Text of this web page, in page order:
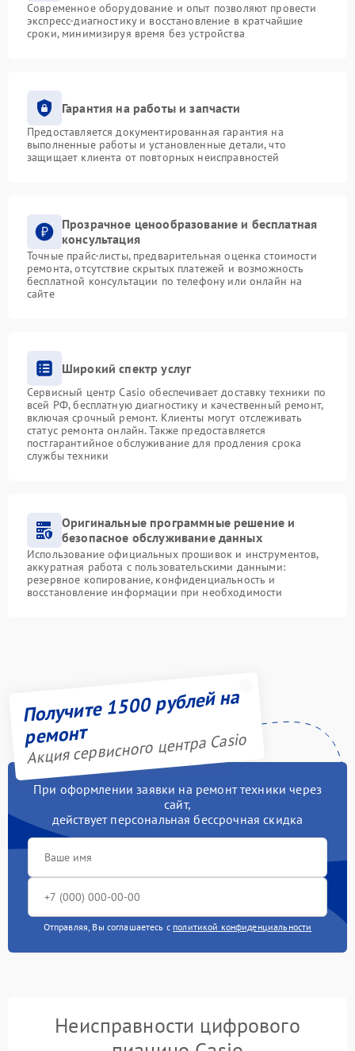
Современное оборудование и опыт позволяют провести
экспресс-диагностику и восстановление в кратчайшие
сроки, минимизируя время без устройства
Гарантия на работы и запчасти
Предоставляется документированная гарантия на
выполненные работы и установленные детали, что
защищает клиента от повторных неисправностей
Прозрачное ценообразование и бесплатная
консультация
Точные прайс-листы, предварительная оценка стоимости
ремонта, отсутствие скрытых платежей и возможность
бесплатной консультации по телефону или онлайн на
сайте
Широкий спектр услуг
Сервисный центр Casio обеспечивает доставку техники по
всей РФ, бесплатную диагностику и качественный ремонт,
включая срочный ремонт. Клиенты могут отслеживать
статус ремонта онлайн. Также предоставляется
постгарантийное обслуживание для продления срока
службы техники
Оригинальные программные решение и
безопасное обслуживание данных
Использование официальных прошивок и инструментов,
аккуратная работа с пользовательскими данными:
резервное копирование, конфиденциальность и
восстановление информации при необходимости
Получите 1500 рублей на
ремонт
Акция сервисного центра Casio
При оформлении заявки на ремонт техники через
сайт,
действует персональная бессрочная скидка
Отправляя, Вы соглашаетесь с политикой конфиденциальности
Неисправности цифрового